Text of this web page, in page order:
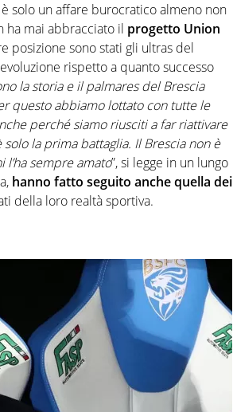
solo un affare burocratico almeno non
ha mai abbracciato il progetto Union
posizione sono stati gli ultras del
rispetto a quanto successo
la storia e il palmares del Brescia
questo abbiamo lottato con tutte le
perché siamo riusciti a far riattivare
la prima battaglia. Il Brescia non è
sempre amato”, si legge in un lungo
hanno fatto seguito anche quella dei
della loro realtà sportiva.